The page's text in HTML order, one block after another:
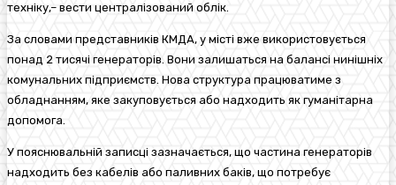
техніку,– вести централізований облік.
За словами представників КМДА, у місті вже використовується
понад 2 тисячі генераторів. Вони залишаться на балансі нинішніх
комунальних підприємств. Нова структура працюватиме з
обладнанням, яке закуповується або надходить як гуманітарна
допомога.
У пояснювальній записці зазначається, що частина генераторів
надходить без кабелів або паливних баків, що потребує